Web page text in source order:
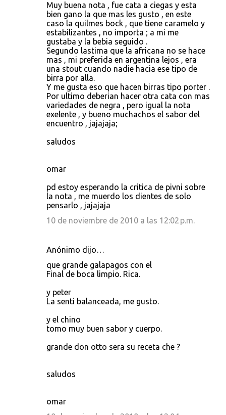
Muy buena nota , fue cata a ciegas y esta
bien gano la que mas les gusto , en este
caso la quilmes bock , que tiene caramelo y
estabilizantes , no importa ; a mi me
gustaba y la bebia seguido .
Segundo lastima que la africana no se hace
mas , mi preferida en argentina lejos , era
una stout cuando nadie hacia ese tipo de
birra por alla.
Y me gusta eso que hacen birras tipo porter .
Por ultimo deberian hacer otra cata con mas
variedades de negra , pero igual la nota
exelente , y bueno muchachos el sabor del
encuentro , jajajaja;
saludos
omar
pd estoy esperando la critica de pivni sobre
la nota , me muerdo los dientes de solo
pensarlo , jajajaja
10 de noviembre de 2010 a las 12:02 p.m.
Anónimo dijo…
que grande galapagos con el
Final de boca limpio. Rica.
y peter
La senti balanceada, me gusto.
y el chino
tomo muy buen sabor y cuerpo.
grande don otto sera su receta che ?
saludos
omar